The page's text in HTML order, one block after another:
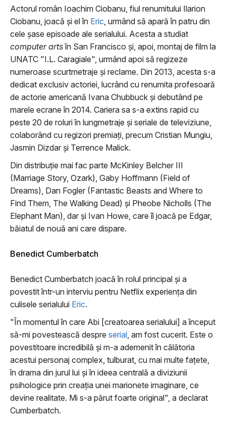
Actorul român Ioachim Ciobanu, fiul renumitului Ilarion
Ciobanu, joacă și el în Eric, urmând să apară în patru din
cele șase episoade ale serialului. Acesta a studiat
computer artsîn San Francisco și, apoi, montaj de film la
UNATC "I.L. Caragiale", urmând apoi să regizeze
numeroase scurtmetraje și reclame. Din 2013, acesta s-a
dedicat exclusiv actoriei, lucrând cu renumita profesoară
de actorie americană Ivana Chubbuck și debutând pe
marele ecrane în 2014. Cariera sa s-a extins rapid cu
peste 20 de roluri în lungmetraje și seriale de televiziune,
colaborând cu regizori premiați, precum Cristian Mungiu,
Jasmin Dizdar și Terrence Malick.
Din distribuție mai fac parte McKinley Belcher III
(Marriage Story, Ozark), Gaby Hoffmann (Field of
Dreams), Dan Fogler (Fantastic Beasts and Where to
Find Them, The Walking Dead) și Pheobe Nicholls (The
Elephant Man), dar și Ivan Howe, care îl joacă pe Edgar,
băiatul de nouă ani care dispare.
Benedict Cumberbatch
Benedict Cumberbatch joacă în rolul principal și a
povestit într-un interviu pentru Netflix experiența din
culisele serialului Eric.
"În momentul în care Abi [creatoarea serialului] a început
să-mi povestească despre serial, am fost cucerit. Este o
povestitoare incredibilă și m-a ademenit în călătoria
acestui personaj complex, tulburat, cu mai multe fațete,
în drama din jurul lui și în ideea centrală a diviziunii
psihologice prin creația unei marionete imaginare, ce
devine realitate. Mi s-a părut foarte original", a declarat
Cumberbatch.